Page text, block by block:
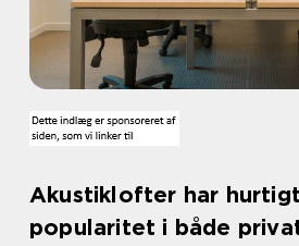
Akustiklofter har
popularitet i både